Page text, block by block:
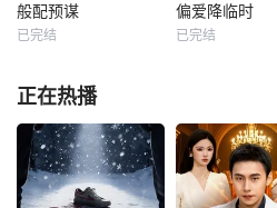
般配预谋
已完结
偏爱降临时
已完结
正在热播